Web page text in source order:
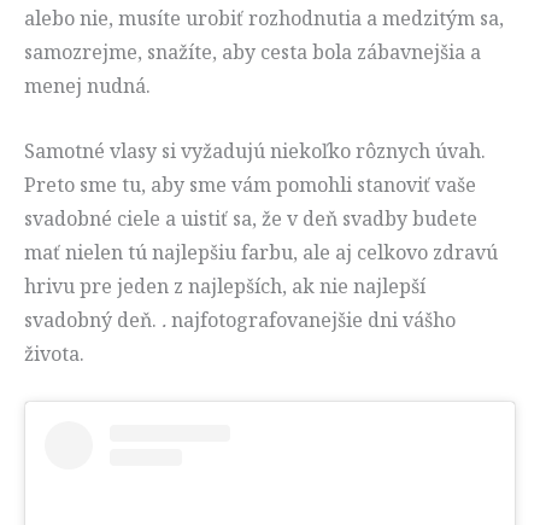
alebo nie, musíte urobiť rozhodnutia a medzitým sa,
samozrejme, snažíte, aby cesta bola zábavnejšia a
menej nudná.
Samotné vlasy si vyžadujú niekoľko rôznych úvah.
Preto sme tu, aby sme vám pomohli stanoviť vaše
svadobné ciele a uistiť sa, že v deň svadby budete
mať nielen tú najlepšiu farbu, ale aj celkovo zdravú
hrivu pre jeden z najlepších, ak nie najlepší
svadobný deň. .najfotografovanejšie dni vášho
života.